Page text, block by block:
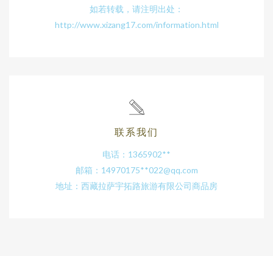
如若转载，请注明出处：
http://www.xizang17.com/information.html
联系我们
电话：1365902**
邮箱：14970175**022@qq.com
地址：西藏拉萨宇拓路旅游有限公司商品房